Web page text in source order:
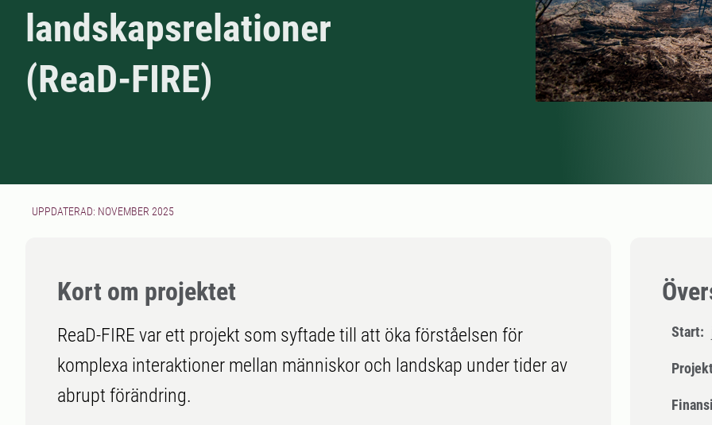
landskapsrelationer
(ReaD-FIRE)
UPPDATERAD: NOVEMBER 2025
Start:
Kort om projektet
ReaD-FIRE var ett projekt som syftade till att öka förståelsen för
komplexa interaktioner mellan människor och landskap under tider av
abrupt förändring.